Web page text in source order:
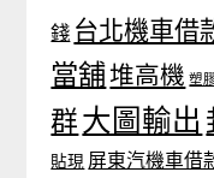
錢 台北機車借
當舖堆高機 塑
群大圖輸出
貼現 屏東汽機車借